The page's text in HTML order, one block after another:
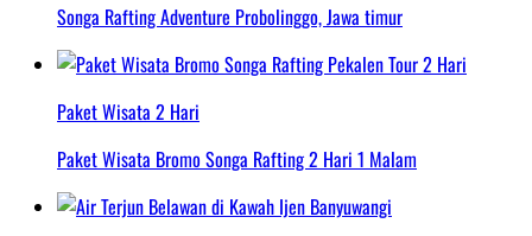
Songa Rafting Adventure Probolinggo, Jawa timur
Paket Wisata 2 Hari
Paket Wisata Bromo Songa Rafting 2 Hari 1 Malam